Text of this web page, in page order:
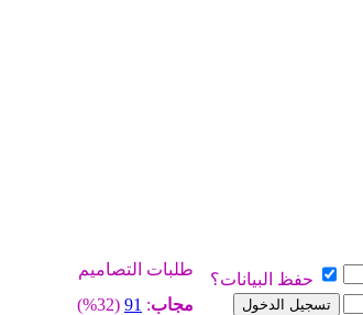
حفظ البيانات؟
طلبات التصاميم
مجاب:
91
(32%)